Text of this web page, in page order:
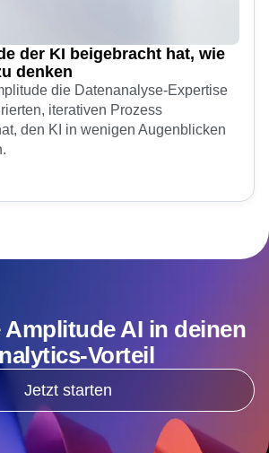
der KI beigebracht hat, wie
denken
die Datenanalyse-Expertise
iterativen Prozess
den KI in wenigen Augenblicken
Amplitude AI in deinen
Vorteil
Jetzt starten